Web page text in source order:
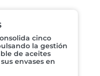
cinco
la gestión
de aceites
envases en